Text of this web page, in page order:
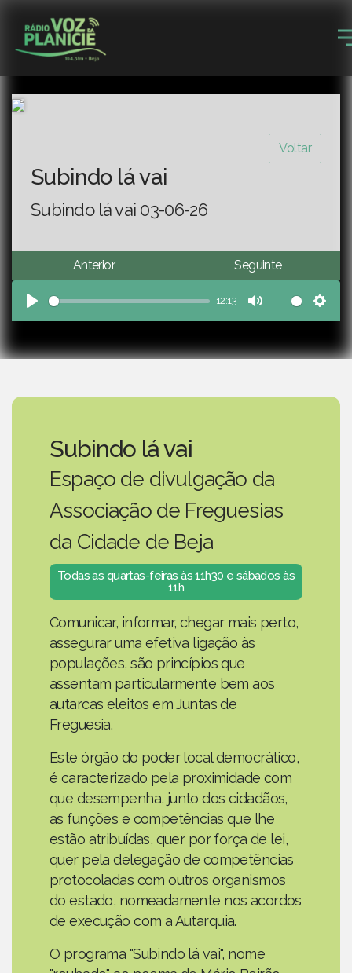
Voltar
Subindo lá vai
Subindo lá vai 03-06-26
Anterior Seguinte
Play
12:13
Mute
Subindo lá vai
Espaço de divulgação da
Associação de Freguesias
da Cidade de Beja
Todas as quartas-feiras às 11h30 e sábados às
11h
Comunicar, informar, chegar mais perto,
assegurar uma efetiva ligação às
populações, são princípios que
assentam particularmente bem aos
autarcas eleitos em Juntas de
Freguesia.
Este órgão do poder local democrático,
é caracterizado pela proximidade com
que desempenha, junto dos cidadãos,
as funções e competências que lhe
estão atribuídas, quer por força de lei,
quer pela delegação de competências
protocoladas com outros organismos
do estado, nomeadamente nos acordos
de execução com a Autarquia.
O programa "Subindo lá vai", nome